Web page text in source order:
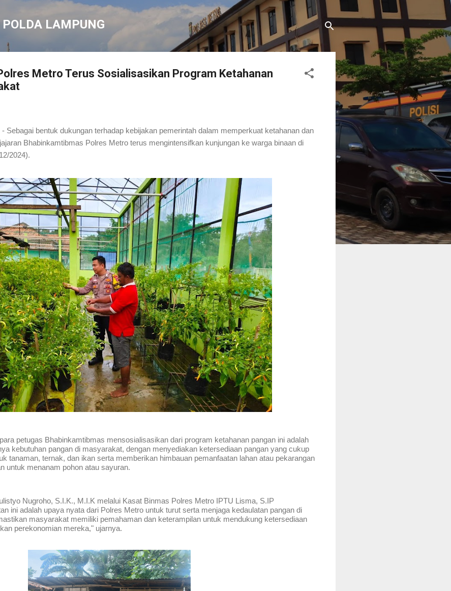
Langsung ke konten utama
LAMPUNG
Metro Terus Sosialisasikan Program Ketahanan
Sebagai bentuk dukungan terhadap kebijakan pemerintah dalam memperkuat ketahanan dan
Bhabinkamtibmas Polres Metro terus mengintensifkan kunjungan ke warga binaan di
2024).
petugas Bhabinkamtibmas mensosialisasikan dari program ketahanan pangan ini adalah
kebutuhan pangan di masyarakat, dengan menyediakan ketersediaan pangan yang cukup
tanaman, ternak, dan ikan serta memberikan himbauan pemanfaatan lahan atau pekarangan
untuk menanam pohon atau sayuran.
Nugroho, S.I.K., M.I.K melalui Kasat Binmas Polres Metro IPTU Lisma, S.IP
ini adalah upaya nyata dari Polres Metro untuk turut serta menjaga kedaulatan pangan di
masyarakat memiliki pemahaman dan keterampilan untuk mendukung ketersediaan
perekonomian mereka," ujarnya.